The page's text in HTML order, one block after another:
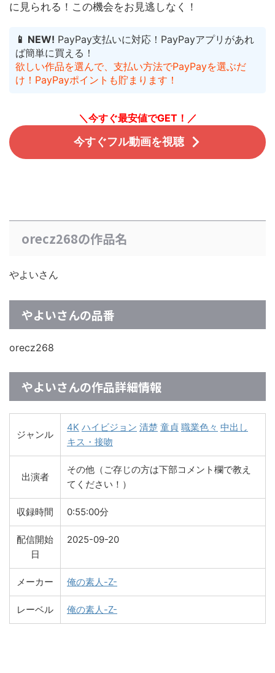
に見られる！ この機会をお見逃しなく！
📱 NEW! PayPay支払いに対応！PayPayアプリがあれ
ば簡単に買える！
欲しい作品を選んで、支払い方法でPayPayを選ぶだ
け！PayPayポイントも貯まります！
＼今すぐ最安値でGET！／
今すぐフル動画を視聴
orecz268の作品名
やよいさん
やよいさんの品番
orecz268
やよいさんの作品詳細情報
ジャンル
4K ハイビジョン 清楚 童貞 職業色々 中出し
キス・接吻
出演者
その他（ご存じの方は下部コメント欄で教え
てください！）
収録時間 0:55:00分
配信開始
日
2025-09-20
メーカー 俺の素人-Z-
レーベル 俺の素人-Z-